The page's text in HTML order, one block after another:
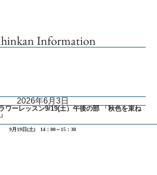
Information
2026年6月3日
ワーレッスン9/19(土）午後の部 「秋色を束ね
9月19日(土) 14：00～15：30